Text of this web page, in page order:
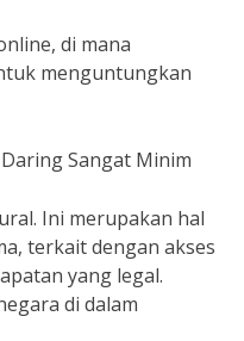
di mana
menguntungkan
Sangat Minim
Ini merupakan hal
terkait dengan akses
yang legal.
di dalam